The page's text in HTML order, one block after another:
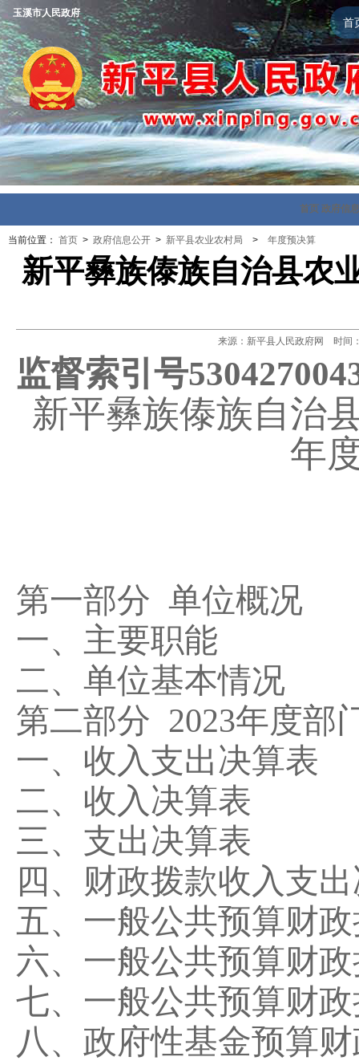
首
玉溪市人民政府
首页 政府信
当前位置： 首页 > 政府信息公开 > 新平县农业农村局 > 年度预决算
新平彝族傣族自治县农
来源：新平县人民政府网 时间
监督索引号
新平彝族傣族自治
年
第一部分 单位概况
一、主要职能
二、单位基本情况
第二部分 2023年度部
一、收入支出决算表
二、收入决算表
三、支出决算表
四、财政拨款收入支
五、一般公共预算财
六、一般公共预算财
七、一般公共预算财
八、政府性基金预算